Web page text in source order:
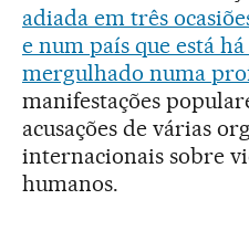
adiada em três
e num país que está
mergulhado numa
manifestações
acusações de várias
internacionais sobre
humanos.